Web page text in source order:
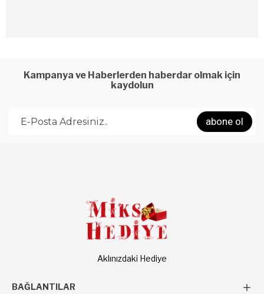
Kampanya ve Haberlerden haberdar olmak için
kaydolun
abone ol
Aklınızdaki Hediye
BAĞLANTILAR